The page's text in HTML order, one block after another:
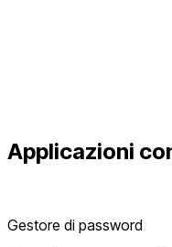
Applicazioni
Gestore di password